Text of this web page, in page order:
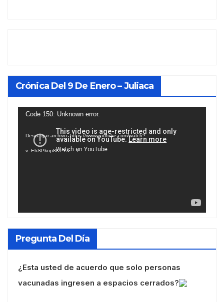
Crónica Del 9 De Enero – Juliaca
Reproductor
vídeo
Code 150: Unknown error.
Descargar archivo: https://www.youtube.com/watch?
v=EhSPkop8KPY&_=1
Pregunta Del Día
¿Esta usted de acuerdo que solo personas
vacunadas ingresen a espacios cerrados?